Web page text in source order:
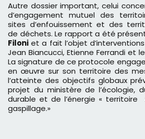
Autre dossier important, celui
d’engagement mutuel des
sites d’enfouissement et des
de déchets. Le rapport a été
Filoni et a fait l’objet
Jean Biancucci, Etienne Ferrandi et
La signature de ce protocole
en œuvre sur son territoire des
l’atteinte des objectifs globaux
projet du ministère de l’écologie,
durable et de l’énergie « territoire
gaspillage.»